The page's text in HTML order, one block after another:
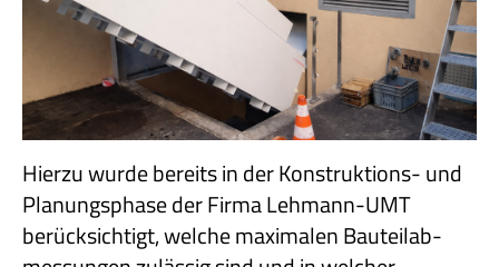
Hierzu wurde bereits in der Konstruktions- und
Planungsphase der Firma Lehmann-UMT
berücksichtigt, welche maximalen Bauteilab-